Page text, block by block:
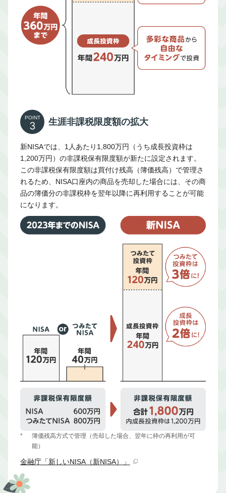
POINT
3 生涯非課税限度額の拡大
新NISAでは、1人あたり1,800万円（うち成長投資枠は
1,200万円）の非課税保有限度額が新たに設定されます。
この非課税保有限度額は買付け残高（簿価残高）で管理さ
れるため、NISA口座内の商品を売却した場合には、その商
品の簿価分の非課税枠を翌年以降に再利用することが可能
になります。
*
簿価残高方式で管理（売却した場合、翌年に枠の再利用が可
能）
金融庁「新しいNISA（新NISA）」